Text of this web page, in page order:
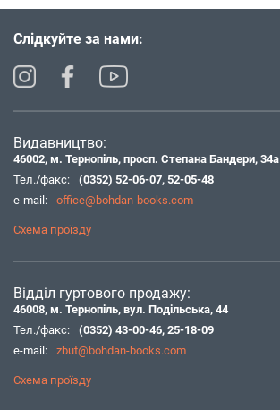
Слідкуйте за нами:
Видавництво:
46002, м. Тернопіль, просп. Степана Бандери, 34а
Тел./факс:
(0352) 52-06-07, 52-05-48
e-mail:
office@bohdan-books.com
Схема проїзду
Відділ гуртового продажу:
46008, м. Тернопіль, вул. Подільська, 44
Тел./факс:
(0352) 43-00-46, 25-18-09
e-mail:
zbut@bohdan-books.com
Схема проїзду